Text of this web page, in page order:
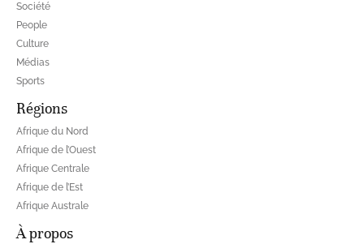
Société
People
Culture
Médias
Sports
Régions
Afrique du Nord
Afrique de l’Ouest
Afrique Centrale
Afrique de l’Est
Afrique Australe
À propos